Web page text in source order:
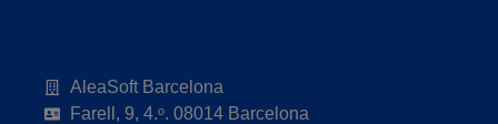
AleaSoft Barcelona
Farell, 9, 4.ᵒ. 08014 Barcelona